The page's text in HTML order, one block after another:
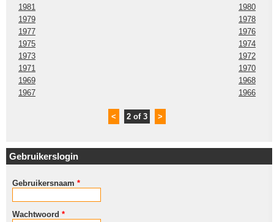
1981
1980
1979
1978
1977
1976
1975
1974
1973
1972
1971
1970
1969
1968
1967
1966
< 2 of 3 >
Gebruikerslogin
Gebruikersnaam *
Wachtwoord *